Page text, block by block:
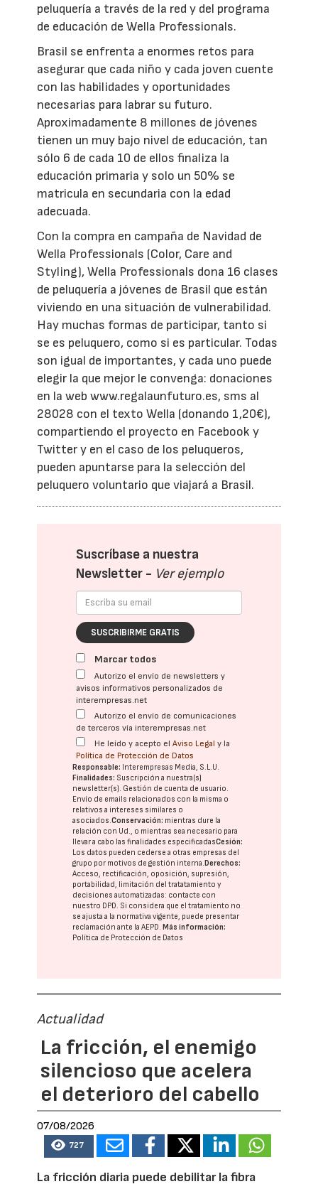
peluquería a través de la red y del programa
de educación de Wella Professionals.
Brasil se enfrenta a enormes retos para
asegurar que cada niño y cada joven cuente
con las habilidades y oportunidades
necesarias para labrar su futuro.
Aproximadamente 8 millones de jóvenes
tienen un muy bajo nivel de educación, tan
sólo 6 de cada 10 de ellos finaliza la
educación primaria y solo un 50% se
matricula en secundaria con la edad
adecuada.
Con la compra en campaña de Navidad de
Wella Professionals (Color, Care and
Styling), Wella Professionals dona 16 clases
de peluquería a jóvenes de Brasil que están
viviendo en una situación de vulnerabilidad.
Hay muchas formas de participar, tanto si
se es peluquero, como si es particular. Todas
son igual de importantes, y cada uno puede
elegir la que mejor le convenga: donaciones
en la web www.regalaunfuturo.es, sms al
28028 con el texto Wella (donando 1,20€),
compartiendo el proyecto en Facebook y
Twitter y en el caso de los peluqueros,
pueden apuntarse para la selección del
peluquero voluntario que viajará a Brasil.
Suscríbase a nuestra
Newsletter - Ver ejemplo
SUSCRIBIRME GRATIS
Marcar todos
Autorizo el envío de newsletters y
avisos informativos personalizados de
interempresas.net
Autorizo el envío de comunicaciones
de terceros vía interempresas.net
He leído y acepto elAviso Legal y la
Política de Protección de Datos
Responsable: Interempresas Media, S.L.U.
Finalidades: Suscripción a nuestra(s)
newsletter(s). Gestión de cuenta de usuario.
Envío de emails relacionados con la misma o
relativos a intereses similares o
asociados.Conservación: mientras dure la
relación con Ud., o mientras sea necesario para
llevar a cabo las finalidades especificadasCesión:
Los datos pueden cederse a otras empresas del
grupo por motivos de gestión interna.Derechos:
Acceso, rectificación, oposición, supresión,
portabilidad, limitación del tratatamiento y
decisiones automatizadas: contacte con
nuestro DPD. Si considera que el tratamiento no
se ajusta a la normativa vigente, puede presentar
reclamación ante laAEPD.Más información:
Política de Protección de Datos
Actualidad
La fricción, el enemigo
silencioso que acelera
el deterioro del cabello
07/08/2026
727
La fricción diaria puede debilitar la fibra